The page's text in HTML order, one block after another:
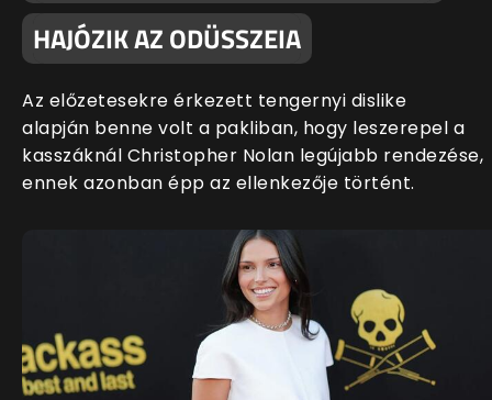
HAJÓZIK AZ ODÜSSZEIA
Az előzetesekre érkezett tengernyi dislike
alapján benne volt a pakliban, hogy leszerepel a
kasszáknál Christopher Nolan legújabb rendezése,
ennek azonban épp az ellenkezője történt.